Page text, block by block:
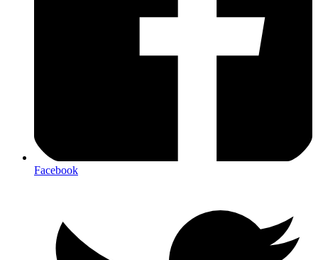
Facebook